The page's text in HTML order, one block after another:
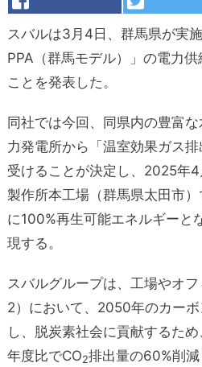
スバルは3月4日、群馬県が実
PPA（群馬モデル）」の電力
ことを発表した。
同社では今回、同県内の豊富
力発電所から「温室効果ガス
受けることが決定し、2025年
製作所本工場（群馬県太田市
に100%再生可能エネルギーと
現する。
スバルグループは、工場やオ
2）において、2050年のカー
し、脱炭素社会に貢献するた
年度比でCO2排出量の60%削